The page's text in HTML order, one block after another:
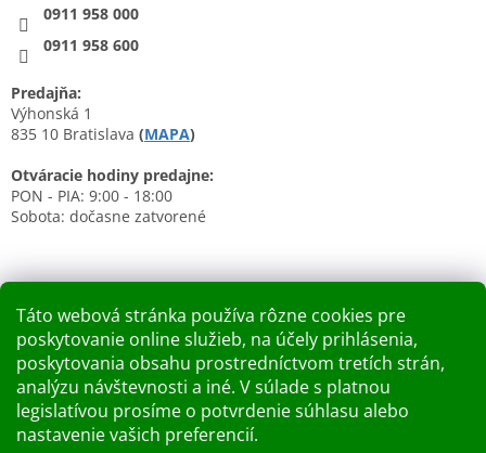
Táto webová stránka používa rôzne cookies pre
poskytovanie online služieb, na účely prihlásenia,
poskytovania obsahu prostredníctvom tretích strán,
analýzu návštevnosti a iné. V súlade s platnou
legislatívou prosíme o potvrdenie súhlasu alebo
nastavenie vašich preferencií.
0911 958 000
0911 958 600
Predajňa:
Výhonská 1
835 10 Bratislava (MAPA)
Otváracie hodiny predajne:
PON - PIA: 9:00 - 18:00
Sobota: dočasne zatvorené
Nákupný košík
0KS / 0 €